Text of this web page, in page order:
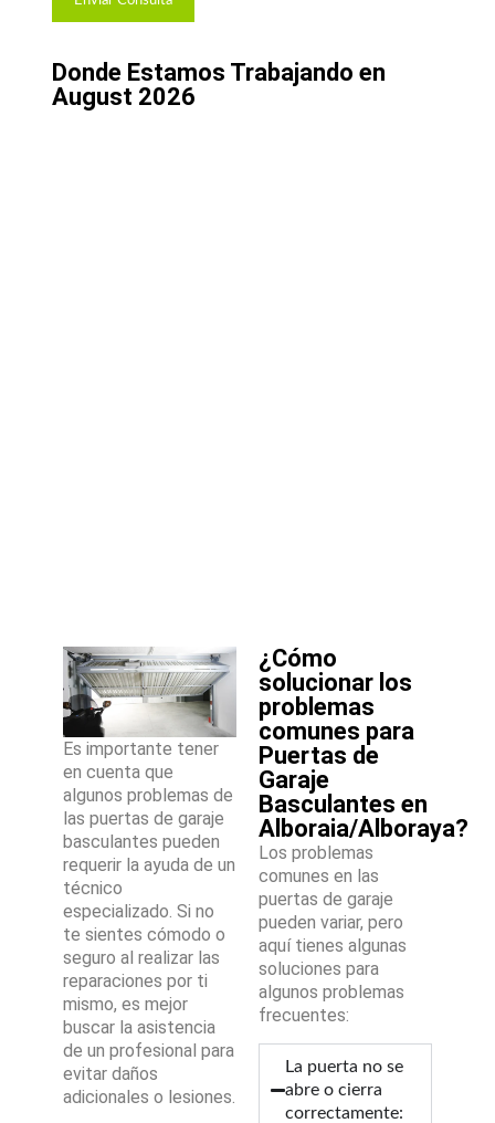
Donde Estamos Trabajando en
August 2026
Es importante tener
en cuenta que
algunos problemas de
las puertas de garaje
basculantes pueden
requerir la ayuda de un
técnico
especializado. Si no
te sientes cómodo o
seguro al realizar las
reparaciones por ti
mismo, es mejor
buscar la asistencia
de un profesional para
evitar daños
adicionales o lesiones.
¿Cómo
solucionar los
problemas
comunes para
Puertas de
Garaje
Basculantes en
Alboraia/Alboraya?
Los problemas
comunes en las
puertas de garaje
pueden variar, pero
aquí tienes algunas
soluciones para
algunos problemas
frecuentes:
La puerta no se
abre o cierra
correctamente: